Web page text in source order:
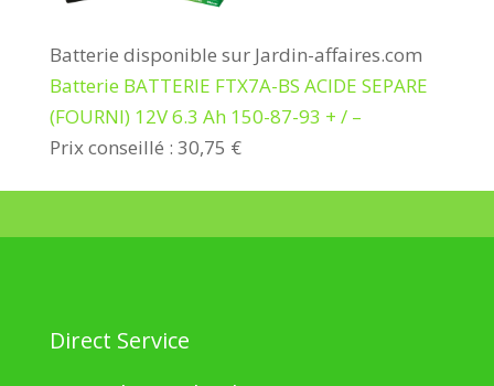
Batterie disponible sur Jardin-affaires.com
Batterie BATTERIE FTX7A-BS ACIDE SEPARE
(FOURNI) 12V 6.3 Ah 150-87-93 + / –
Prix conseillé : 30,75 €
Direct Service